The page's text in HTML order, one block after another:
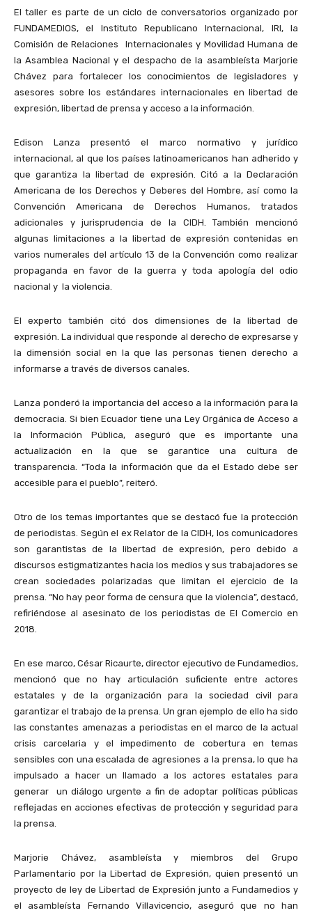
El taller es parte de un ciclo de conversatorios organizado por
FUNDAMEDIOS, el Instituto Republicano Internacional, IRI, la
Comisión de Relaciones Internacionales y Movilidad Humana de
la Asamblea Nacional y el despacho de la asambleísta Marjorie
Chávez para fortalecer los conocimientos de legisladores y
asesores sobre los estándares internacionales en libertad de
expresión, libertad de prensa y acceso a la información.
Edison Lanza presentó el marco normativo y jurídico
internacional, al que los países latinoamericanos han adherido y
que garantiza la libertad de expresión. Citó a la Declaración
Americana de los Derechos y Deberes del Hombre, así como la
Convención Americana de Derechos Humanos, tratados
adicionales y jurisprudencia de la CIDH. También mencionó
algunas limitaciones a la libertad de expresión contenidas en
varios numerales del artículo 13 de la Convencióncomo realizar
propaganda en favor de la guerra y toda apología del odio
nacional y la violencia.
El experto también citó dos dimensiones de la libertad de
expresión. La individual que responde al derecho de expresarse y
la dimensión social en la que las personas tienen derecho a
informarse a través de diversos canales.
Lanza ponderó la importancia del acceso a la información para la
democracia. Si bien Ecuador tiene una Ley Orgánica de Acceso a
la Información Pública, aseguró que es importante una
actualización en la que se garantice una cultura de
transparencia. “Toda la información que da el Estado debe ser
accesible para el pueblo”, reiteró.
Otro de los temas importantes que se destacó fue la protección
de periodistas. Según el ex Relator de la CIDH, los comunicadores
son garantistas de la libertad de expresión, pero debido a
discursos estigmatizantes hacia los medios y sus trabajadores se
crean sociedades polarizadas que limitan el ejercicio de la
prensa. “No hay peor forma de censura que la violencia”, destacó,
refiriéndose al asesinato de los periodistas de El Comercio en
2018.
En ese marco, César Ricaurte, director ejecutivo de Fundamedios,
mencionó que no hay articulación suficiente entre actores
estatales y de la organización para la sociedad civil para
garantizar el trabajo de la prensa. Un gran ejemplo de ello ha sido
las constantes amenazas a periodistas en el marco de la actual
crisis carcelaria y el impedimento de cobertura en temas
sensibles con una escalada de agresiones a la prensa, lo que ha
impulsado a hacer un llamado a los actores estatales para
generar
un diálogo urgente a fin de adoptar políticas públicas
reflejadas en acciones efectivas de protección y seguridad para
la prensa.
Marjorie Chávez, asambleísta ymiembros del Grupo
Parlamentario por la Libertad de Expresión, quien presentó un
proyecto de ley de Libertad de Expresión junto a Fundamedios y
el asambleísta Fernando Villavicencio, aseguró que no han